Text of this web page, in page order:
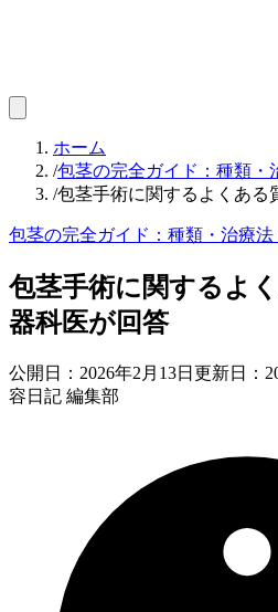
ホーム
/包茎の完全ガイド：種類・
/包茎手術に関するよくある
包茎の完全ガイド：種類・治療
包茎手術に関するよ
器科医が回答
公開日： 2026年2月13日 更新日：
容日記 編集部